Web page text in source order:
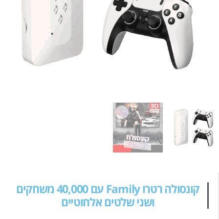
קונסולה רטרו Family עם 40,000 משחקים
ושני שלטים אלחוטיים